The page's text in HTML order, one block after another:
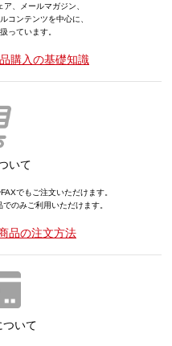
、メールマガジン、
コンテンツを中心に、
っています。
購入の基礎知識
いて
でもご注文いただけます。
のみご利用いただけます。
品の注文方法
ついて